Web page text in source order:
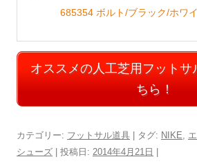
685354 ボルト/ブラック/ホワ
オススメの人工芝用フットサ
ちら！
カテゴリー: フットサル道具 | タグ: NIKE,
シューズ | 投稿日: 2014年4月21日